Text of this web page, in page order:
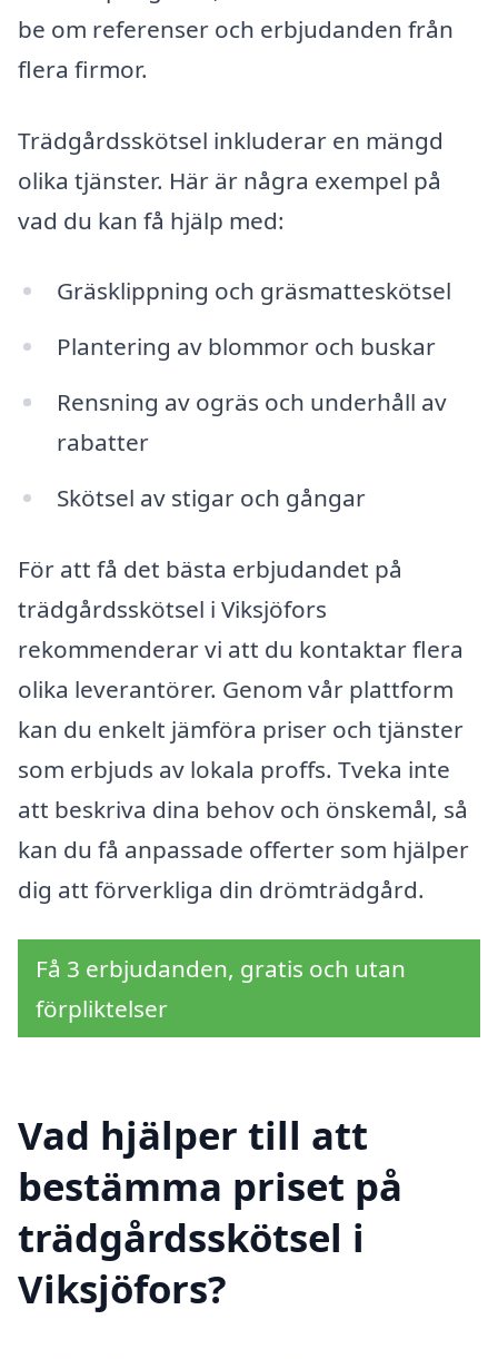
be om referenser och erbjudanden från
flera firmor.
Trädgårdsskötsel inkluderar en mängd
olika tjänster. Här är några exempel på
vad du kan få hjälp med:
Gräsklippning och gräsmatteskötsel
Plantering av blommor och buskar
Rensning av ogräs och underhåll av
rabatter
Skötsel av stigar och gångar
För att få det bästa erbjudandet på
trädgårdsskötsel i Viksjöfors
rekommenderar vi att du kontaktar flera
olika leverantörer. Genom vår plattform
kan du enkelt jämföra priser och tjänster
som erbjuds av lokala proffs. Tveka inte
att beskriva dina behov och önskemål, så
kan du få anpassade offerter som hjälper
dig att förverkliga din drömträdgård.
Få 3 erbjudanden, gratis och utan
förpliktelser
Vad hjälper till att
bestämma priset på
trädgårdsskötsel i
Viksjöfors?